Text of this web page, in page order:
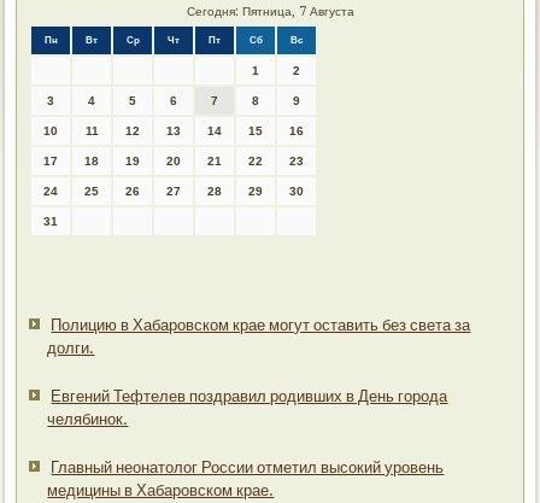
Сегодня: Пятница, 7 Августа
Пн Вт Ср Чт Пт Сб Вс
1 2
3 4 5 6 7 8 9
10 11 12 13 14 15 16
17 18 19 20 21 22 23
24 25 26 27 28 29 30
31
Полицию в Хабаровском крае могут оставить без света за
долги.
Евгений Тефтелев поздравил родивших в День города
челябинок.
Главный неонатолог России отметил высокий уровень
медицины в Хабаровском крае.